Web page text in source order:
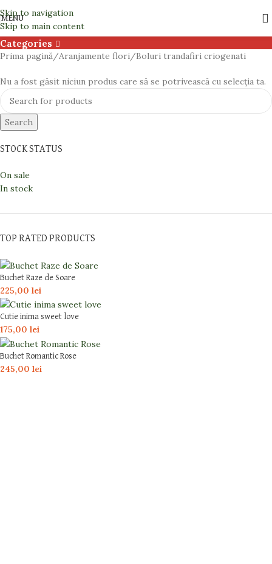
Skip to navigation
Skip to main content
MENU
Boluri trandafiri criogenati
Categories
STOCK STATUS
On sale
In stock
TOP RATED PRODUCTS
Buchet Raze de Soare
225,00 lei
Cutie inima sweet love
175,00 lei
Buchet Romantic Rose
245,00 lei
Prima pagină Aranjamente flori Boluri trandafiri criogenati
Nu a fost găsit niciun produs care să se potrivească cu selecția ta.
Search